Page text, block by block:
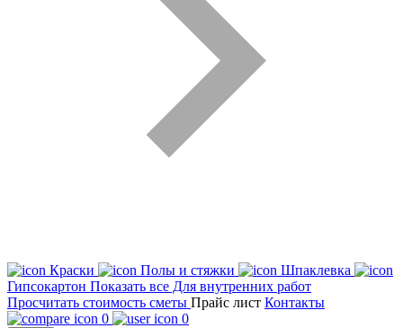
Краски Полы и стяжки
Шпаклевка
Гипсокартон Показать все Для внутренних работ
Просчитать стоимость сметы Прайс лист Контакты
0
0